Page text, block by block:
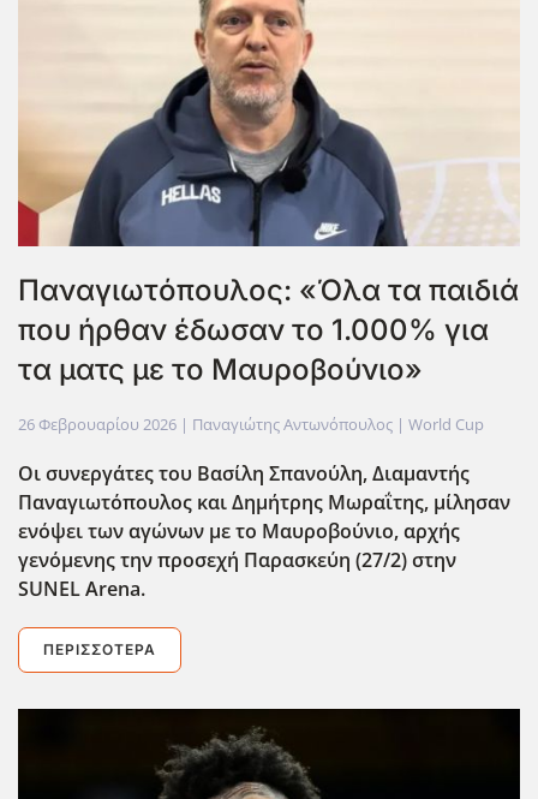
Παναγιωτόπουλος: «Όλα τα παιδιά
που ήρθαν έδωσαν το 1.000% για
τα ματς με το Μαυροβούνιο»
26 Φεβρουαρίου 2026 | Παναγιώτης Αντωνόπουλος | World Cup
Οι συνεργάτες του Βασίλη Σπανούλη, Διαμαντής
Παναγιωτόπουλος και Δημήτρης Μωραΐτης, μίλησαν
ενόψει των αγώνων με το Μαυροβούνιο, αρχής
γενόμενης την προσεχή Παρασκεύη (27/2) στην
SUNEL Arena.
ΠΕΡΙΣΣΌΤΕΡΑ